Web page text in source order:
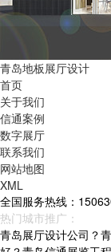
青岛地板展厅设计
首页
关于我们
信通案例
数字展厅
联系我们
网站地图
XML
全国服务热线：
热门城市推广：
青岛展厅设计公司？